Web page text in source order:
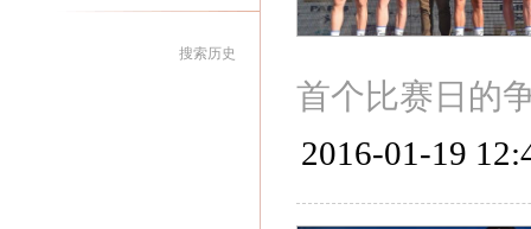
搜索历史
首个比赛日的
2016-01-19